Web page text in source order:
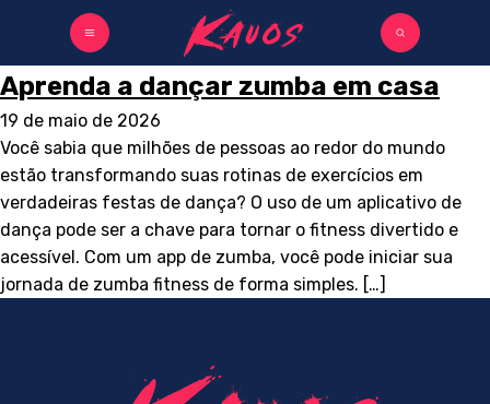
Aprenda a dançar zumba em casa
19 de maio de 2026
Você sabia que milhões de pessoas ao redor do mundo
estão transformando suas rotinas de exercícios em
verdadeiras festas de dança? O uso de um aplicativo de
dança pode ser a chave para tornar o fitness divertido e
acessível. Com um app de zumba, você pode iniciar sua
jornada de zumba fitness de forma simples. […]